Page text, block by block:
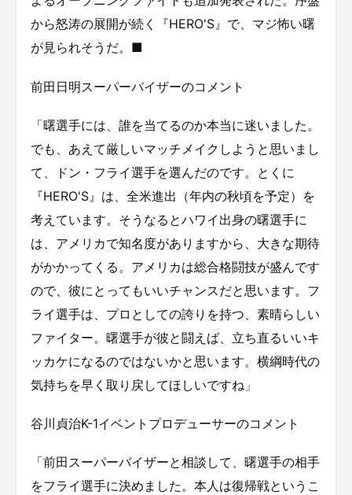
から怒涛の展開が続く『HERO'S』で、マジ怖い曙
が見られそうだ。■
前田日明スーパーバイザーのコメント
「曙選手には、誰を当てるのか本当に迷いました。
でも、あえて厳しいマッチメイクしようと思いまし
て、ドン・フライ選手を選んだのです。とくに
『HERO'S』は、全米進出（年内の秋頃を予定）を
考えています。そうなるとハワイ出身の曙選手に
は、アメリカで知名度がありますから、大きな期待
がかかってくる。アメリカは総合格闘技が盛んです
ので、彼にとってもいいチャンスだと思います。フ
ライ選手は、プロとしての誇りを持つ、素晴らしい
ファイター。曙選手が彼と闘えば、立ち直るいいキ
ッカケになるのではないかと思います。横綱時代の
気持ちを早く取り戻してほしいですね」
谷川貞治K-1イベントプロデューサーのコメント
「前田スーパーバイザーと相談して、曙選手の相手
をフライ選手に決めました。本人は復帰戦というこ